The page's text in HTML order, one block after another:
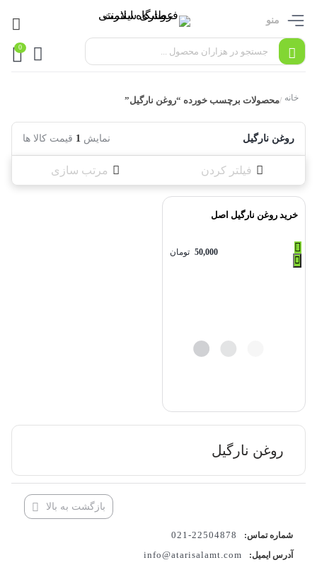
منو
0
خانه /محصولات برچسب خورده “روغن نارگیل”
روغن نارگیل نمایش 1 قیمت کالا ها
فیلتر کردن مرتب سازی
خرید روغن نارگیل اصل
50,000 تومان
روغن نارگیل
بازگشت به بالا
شماره تماس: 22504878-021
آدرس ایمیل:
info@atarisalamt.com